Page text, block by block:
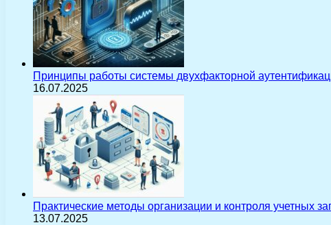
Принципы работы системы двухфакторной
16.07.2025
Практические методы организации и контроля учетных
13.07.2025